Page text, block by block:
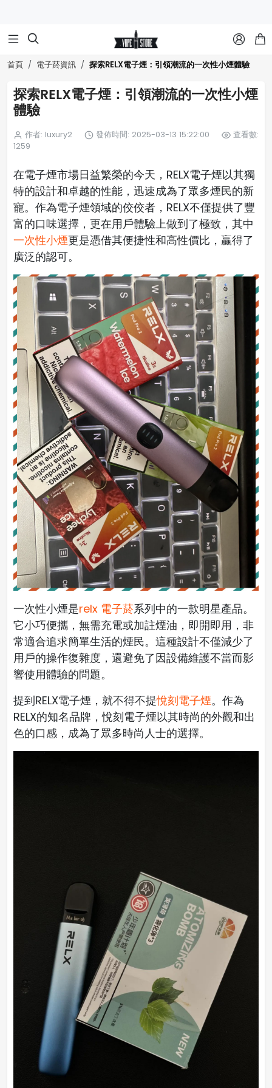
  
首頁 電子菸資訊 探索RELX電子煙：引領潮流的一次性小煙體驗
探索RELX電子煙：引領潮流的一次性小煙
體驗
作者: luxury2 發佈時間: 2025-03-13 15:22:00
查看數:
1259
在電子煙市場日益繁榮的今天，RELX電子煙以其獨
特的設計和卓越的性能，迅速成為了眾多煙民的新
寵。作為電子煙領域的佼佼者，RELX不僅提供了豐
富的口味選擇，更在用戶體驗上做到了極致，其中
一次性小煙更是憑借其便捷性和高性價比，贏得了
廣泛的認可。
一次性小煙是relx 電子菸系列中的一款明星產品。
它小巧便攜，無需充電或加註煙油，即開即用，非
常適合追求簡單生活的煙民。這種設計不僅減少了
用戶的操作復雜度，還避免了因設備維護不當而影
響使用體驗的問題。
提到RELX電子煙，就不得不提悅刻電子煙。作為
RELX的知名品牌，悅刻電子煙以其時尚的外觀和出
色的口感，成為了眾多時尚人士的選擇。